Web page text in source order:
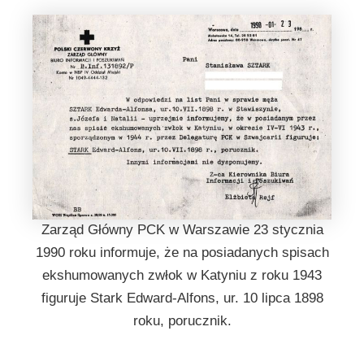
Zarząd Główny PCK w Warszawie 23 stycznia
1990 roku informuje, że na posiadanych spisach
ekshumowanych zwłok w Katyniu z roku 1943
figuruje Stark Edward-Alfons, ur. 10 lipca 1898
roku, porucznik.